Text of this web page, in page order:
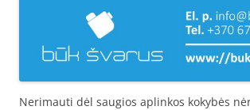
Nerimauti dėl saugios aplinkos kokybės